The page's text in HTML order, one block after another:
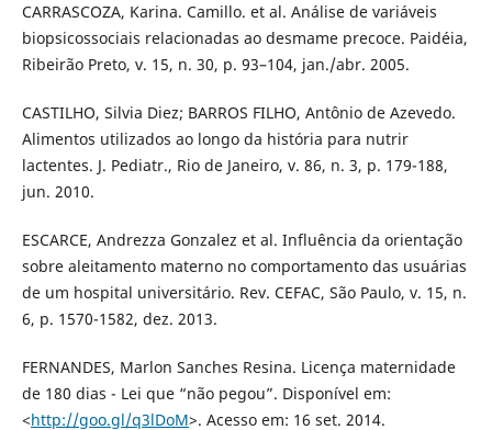
CARRASCOZA, Karina. Camillo. et al. Análise de variáveis
biopsicossociais relacionadas ao desmame precoce. Paidéia,
Ribeirão Preto, v. 15, n. 30, p. 93–104, jan./abr. 2005.
CASTILHO, Silvia Diez; BARROS FILHO, Antônio de Azevedo.
Alimentos utilizados ao longo da história para nutrir
lactentes. J. Pediatr., Rio de Janeiro, v. 86, n. 3, p. 179-188,
jun. 2010.
ESCARCE, Andrezza Gonzalez et al. Influência da orientação
sobre aleitamento materno no comportamento das usuárias
de um hospital universitário. Rev. CEFAC, São Paulo, v. 15, n.
6, p. 1570-1582, dez. 2013.
FERNANDES, Marlon Sanches Resina. Licença maternidade
de 180 dias - Lei que “não pegou”. Disponível em:
<http://goo.gl/q3lDoM>. Acesso em: 16 set. 2014.